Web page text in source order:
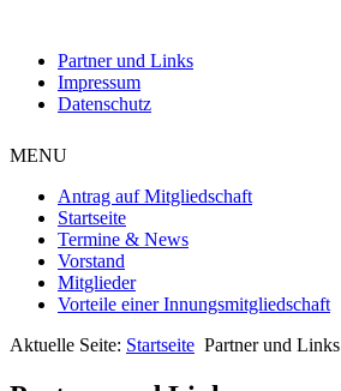
Partner und Links
Impressum
Datenschutz
MENU
Antrag auf Mitgliedschaft
Startseite
Termine & News
Vorstand
Mitglieder
Vorteile einer Innungsmitgliedschaft
Aktuelle Seite: Startseite Partner und Links